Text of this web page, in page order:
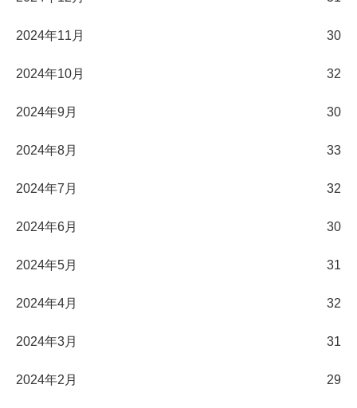
2024年11月 30
2024年10月 32
2024年9月 30
2024年8月 33
2024年7月 32
2024年6月 30
2024年5月 31
2024年4月 32
2024年3月 31
2024年2月 29